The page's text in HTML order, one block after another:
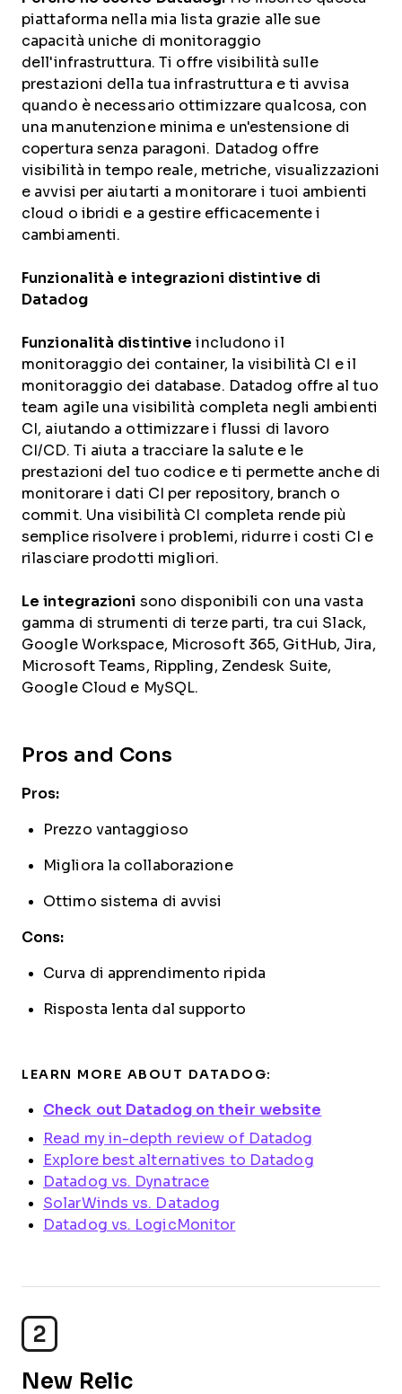
piattaforma nella mia lista grazie alle sue
capacità uniche di monitoraggio
dell'infrastruttura. Ti offre visibilità sulle
prestazioni della tua infrastruttura e ti avvisa
quando è necessario ottimizzare qualcosa, con
una manutenzione minima e un'estensione di
copertura senza paragoni. Datadog offre
visibilità in tempo reale, metriche, visualizzazioni
e avvisi per aiutarti a monitorare i tuoi ambienti
cloud o ibridi e a gestire efficacemente i
cambiamenti.
Funzionalità e integrazioni distintive di
Datadog
Funzionalità distintive includono il
monitoraggio dei container, la visibilità CI e il
monitoraggio dei database. Datadog offre al tuo
team agile una visibilità completa negli ambienti
CI, aiutando a ottimizzare i flussi di lavoro
CI/CD. Ti aiuta a tracciare la salute e le
prestazioni del tuo codice e ti permette anche di
monitorare i dati CI per repository, branch o
commit. Una visibilità CI completa rende più
semplice risolvere i problemi, ridurre i costi CI e
rilasciare prodotti migliori.
Le integrazioni sono disponibili con una vasta
gamma di strumenti di terze parti, tra cui Slack,
Google Workspace, Microsoft 365, GitHub, Jira,
Microsoft Teams, Rippling, Zendesk Suite,
Google Cloud e MySQL.
Pros and Cons
Pros:
Prezzo vantaggioso
Migliora la collaborazione
Ottimo sistema di avvisi
Cons:
Curva di apprendimento ripida
Risposta lenta dal supporto
LEARN MORE ABOUT DATADOG:
Check out Datadog on their website
Read my in-depth review of Datadog
Explore best alternatives to Datadog
Datadog vs. Dynatrace
SolarWinds vs. Datadog
Datadog vs. LogicMonitor
2
New Relic